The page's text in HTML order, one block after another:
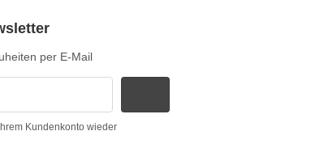
per E-Mail
Kundenkonto wieder